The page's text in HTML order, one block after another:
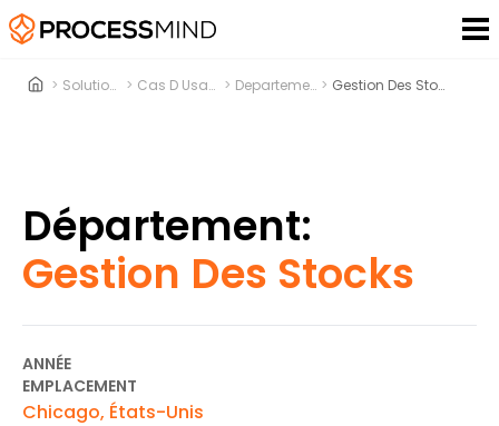
> Solutions > Cas D Usage > Departement > Gestion Des Stocks
Département:
Gestion Des Stocks
ANNÉE
EMPLACEMENT
Chicago, États-Unis